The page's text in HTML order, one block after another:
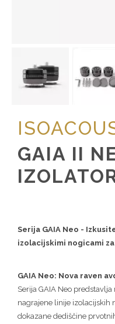
GAIA II
Serija GAIA Neo -
izolacijskimi nogicami
GAIA Neo: Nova raven
Serija GAIA Neo
nagrajene linije izolacijskih
dokazane dediščine